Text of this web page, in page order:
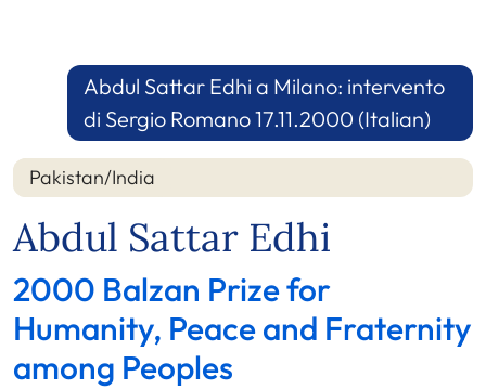
Abdul Sattar Edhi a Milano: intervento
di Sergio Romano 17.11.2000 (Italian)
Pakistan/India
Abdul Sattar Edhi
2000 Balzan Prize for
Humanity, Peace and Fraternity
among Peoples